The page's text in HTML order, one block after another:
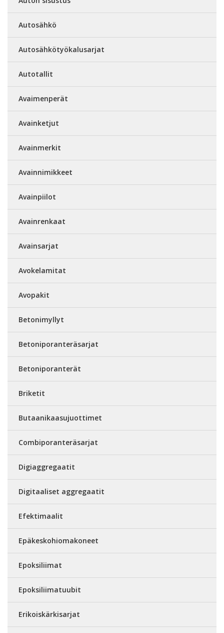
Autosähkö
Autosähkötyökalusarjat
Autotallit
Avaimenperät
Avainketjut
Avainmerkit
Avainnimikkeet
Avainpiilot
Avainrenkaat
Avainsarjat
Avokelamitat
Avopakit
Betonimyllyt
Betoniporanteräsarjat
Betoniporanterät
Briketit
Butaanikaasujuottimet
Combiporanteräsarjat
Digiaggregaatit
Digitaaliset aggregaatit
Efektimaalit
Epäkeskohiomakoneet
Epoksiliimat
Epoksiliimatuubit
Erikoiskärkisarjat